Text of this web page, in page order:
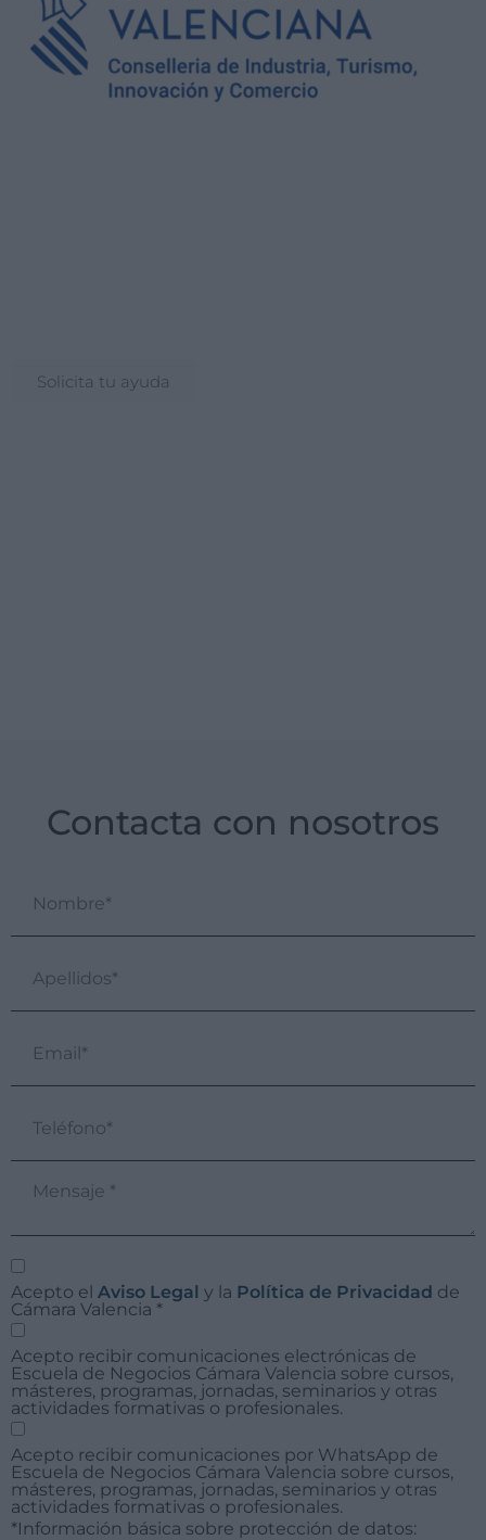
Solicita tu ayuda
Contacta con nosotros
Acepto el Aviso Legal y la Política de Privacidad de
Cámara Valencia *
Acepto recibir comunicaciones electrónicas de
Escuela de Negocios Cámara Valencia sobre cursos,
másteres, programas, jornadas, seminarios y otras
actividades formativas o profesionales.
Acepto recibir comunicaciones por WhatsApp de
Escuela de Negocios Cámara Valencia sobre cursos,
másteres, programas, jornadas, seminarios y otras
actividades formativas o profesionales.
*Información básica sobre protección de datos: